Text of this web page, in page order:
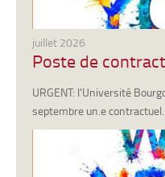
juillet 2026
Poste de
URGENT: l'Université
septembre un.e